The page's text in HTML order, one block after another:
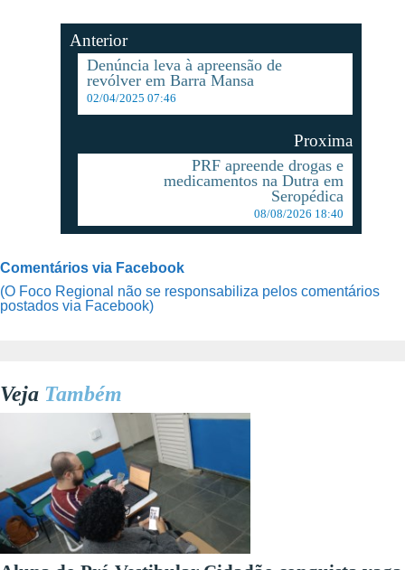
Anterior
Denúncia leva à apreensão de
revólver em Barra Mansa
02/04/2025 07:46
Proxima
PRF apreende drogas e
medicamentos na Dutra em
Seropédica
08/08/2026 18:40
Comentários via Facebook
(O Foco Regional não se responsabiliza pelos comentários
postados via Facebook)
Veja Também